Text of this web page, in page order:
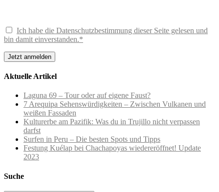
Ich habe die Datenschutzbestimmung dieser Seite gelesen und
bin damit einverstanden.*
Aktuelle Artikel
Laguna 69 – Tour oder auf eigene Faust?
7 Arequipa Sehenswürdigkeiten – Zwischen Vulkanen und
weißen Fassaden
Kulturerbe am Pazifik: Was du in Trujillo nicht verpassen
darfst
Surfen in Peru – Die besten Spots und Tipps
Festung Kuélap bei Chachapoyas wiedereröffnet! Update
2023
Suche